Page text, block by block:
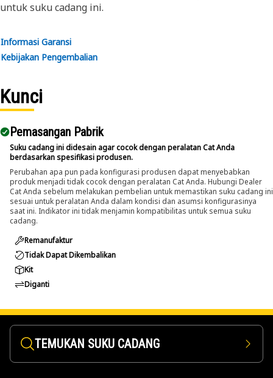
untuk suku cadang ini.
Informasi Garansi
Kebijakan Pengembalian
Kunci
Pemasangan Pabrik
Suku cadang ini didesain agar cocok dengan peralatan Cat Anda
berdasarkan spesifikasi produsen.
Perubahan apa pun pada konfigurasi produsen dapat menyebabkan
produk menjadi tidak cocok dengan peralatan Cat Anda. Hubungi Dealer
Cat Anda sebelum melakukan pembelian untuk memastikan suku cadang ini
sesuai untuk peralatan Anda dalam kondisi dan asumsi konfigurasinya
saat ini. Indikator ini tidak menjamin kompatibilitas untuk semua suku
cadang.
Remanufaktur
Tidak Dapat Dikembalikan
Kit
Diganti
TEMUKAN SUKU CADANG